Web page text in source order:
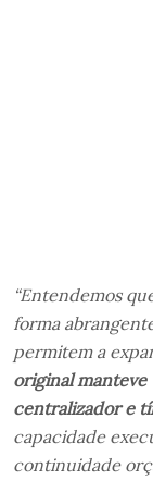
“Entendemos
forma
permitem a
original manteve
centralizador e
capacidade
continuidade